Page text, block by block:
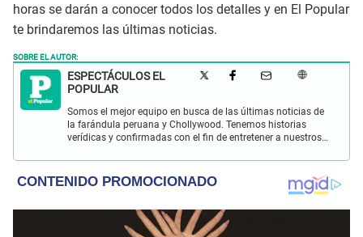
horas se darán a conocer todos los detalles y en El Popular
te brindaremos las últimas noticias.
SOBRE EL AUTOR:
ESPECTÁCULOS EL
POPULAR
Somos el mejor equipo en busca de las últimas noticias de
la farándula peruana y Chollywood. Tenemos historias
verídicas y confirmadas con el fin de entretener a nuestros